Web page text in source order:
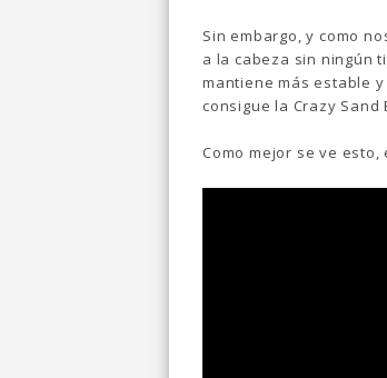
Sin embargo, y como
a la cabeza sin ningún
mantiene más estable
consigue la Crazy
Como mejor se ve